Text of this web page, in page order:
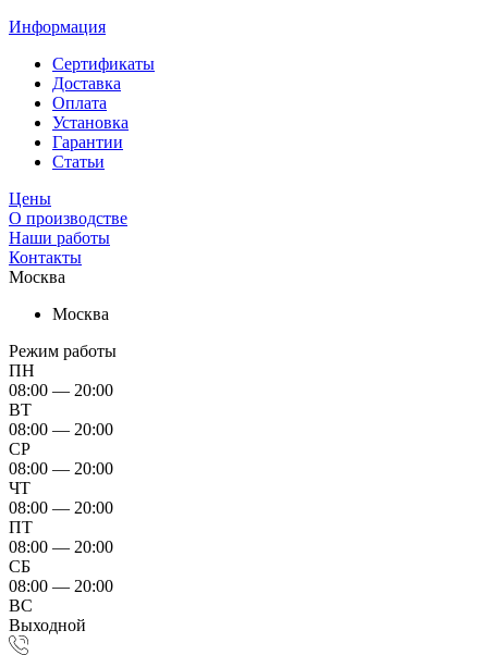
Информация
Сертификаты
Доставка
Оплата
Установка
Гарантии
Статьи
Цены
О производстве
Наши работы
Контакты
Москва
Москва
Режим работы
ПН
08:00 — 20:00
ВТ
08:00 — 20:00
СР
08:00 — 20:00
ЧТ
08:00 — 20:00
ПТ
08:00 — 20:00
СБ
08:00 — 20:00
ВС
Выходной